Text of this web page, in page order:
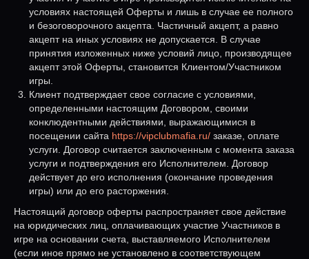
условиях настоящей Оферты и лишь в случае ее полного
и безоговорочного акцепта. Частичный акцепт, а равно
акцепт на иных условиях не допускается. В случае
принятия изложенных ниже условий лицо, производящее
акцепт этой Оферты, становится Клиентом/Участником
игры.
Клиент подтверждает свое согласие с условиями,
определенными настоящим Договором, своими
конклюдентными действиями, выражающимися в
посещении сайта https://vipclubmafia.ru/ заказе, оплате
услуги. Договор считается заключенным с момента заказа
услуги и подтверждения его Исполнителем. Договор
действует до его исполнения (окончание проведения
игры) или до его расторжения.
Настоящий договор оферты распространяет свое действие
на юридических лиц, оплачивающих участие Участников в
игре на основании счета, выставляемого Исполнителем
(если иное прямо не установлено в соответствующем